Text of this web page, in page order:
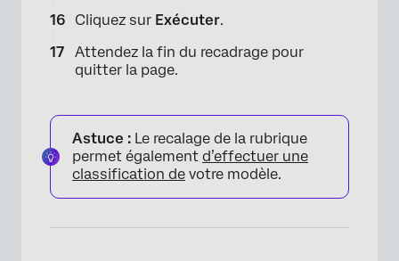
Cliquez sur Exécuter.
Attendez la fin du recadrage pour
quitter la page.
Astuce : Le recalage de la rubrique
permet également d’effectuer une
classification de votre modèle.